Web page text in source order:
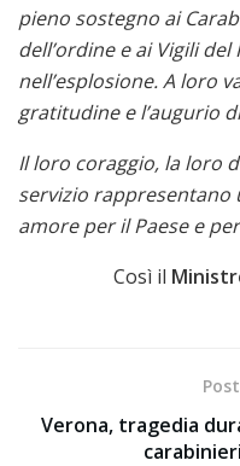
pieno sostegno ai
dell’ordine e ai Vigili
nell’esplosione. A loro
gratitudine e l’augurio
Il loro coraggio, la loro
servizio
amore per il Paese e
Così il
Verona, tragedia